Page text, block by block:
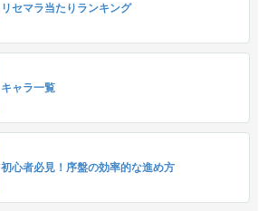
リセマラ当たりランキング
キャラ一覧
初心者必見！序盤の効率的な進め方